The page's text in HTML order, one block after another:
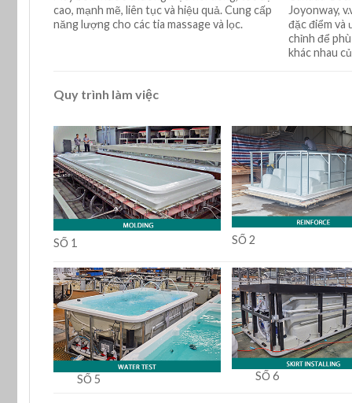
cao, mạnh mẽ, liên tục và hiệu quả. Cung cấp
năng lượng cho các tia massage và lọc.
Joyonway,
đặc điểm và
chỉnh để
khác nhau
Quy trình làm việc
SỐ 1 SỐ 2
SỐ 5 SỐ 6